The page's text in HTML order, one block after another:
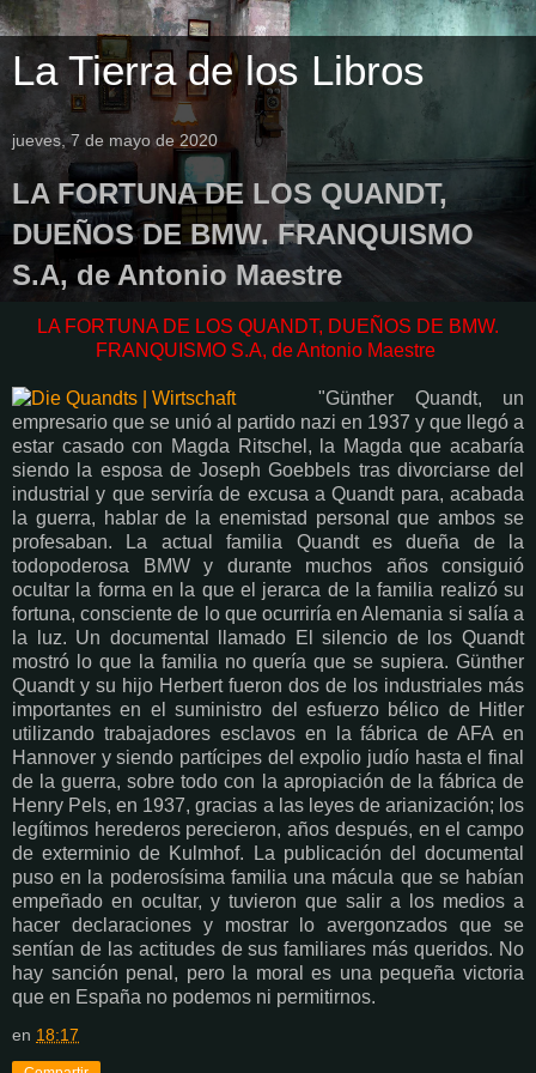
La Tierra de los Libros
jueves, 7 de mayo de 2020
LA FORTUNA DE LOS QUANDT,
DUEÑOS DE BMW. FRANQUISMO
S.A, de Antonio Maestre
LA FORTUNA DE LOS QUANDT, DUEÑOS DE BMW.
FRANQUISMO S.A, de Antonio Maestre
"Günther Quandt, un
empresario que se unió al partido nazi en 1937 y que llegó a
estar casado con Magda Ritschel, la Magda que acabaría
siendo la esposa de Joseph Goebbels tras divorciarse del
industrial y que serviría de excusa a Quandt para, acabada
la guerra, hablar de la enemistad personal que ambos se
profesaban. La actual familia Quandt es dueña de la
todopoderosa BMW y durante muchos años consiguió
ocultar la forma en la que el jerarca de la familia realizó su
fortuna, consciente de lo que ocurriría en Alemania si salía a
la luz. Un documental llamado El silencio de los Quandt
mostró lo que la familia no quería que se supiera. Günther
Quandt y su hijo Herbert fueron dos de los industriales más
importantes en el suministro del esfuerzo bélico de Hitler
utilizando trabajadores esclavos en la fábrica de AFA en
Hannover y siendo partícipes del expolio judío hasta el final
de la guerra, sobre todo con la apropiación de la fábrica de
Henry Pels, en 1937, gracias a las leyes de arianización; los
legítimos herederos perecieron, años después, en el campo
de exterminio de Kulmhof. La publicación del documental
puso en la poderosísima familia una mácula que se habían
empeñado en ocultar, y tuvieron que salir a los medios a
hacer declaraciones y mostrar lo avergonzados que se
sentían de las actitudes de sus familiares más queridos. No
hay sanción penal, pero la moral es una pequeña victoria
que en España no podemos ni permitirnos.
en 18:17